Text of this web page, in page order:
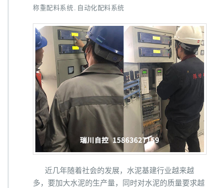
川
控
水
泥
配
料
生
产
线
称重配料系统 自动化配料系统
近几年随着社会的发展，水泥基建行业越来越
多，要加大水泥的生产量，同时对水泥的质量要求越